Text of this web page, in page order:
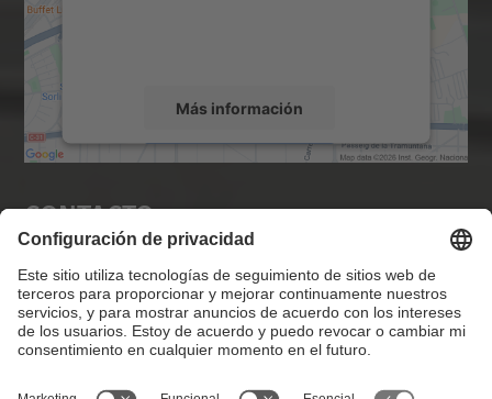
Más información
Aceptar
powered byUsercentrics Consent
Management Platform
Contacto
Lista Redes Sociales